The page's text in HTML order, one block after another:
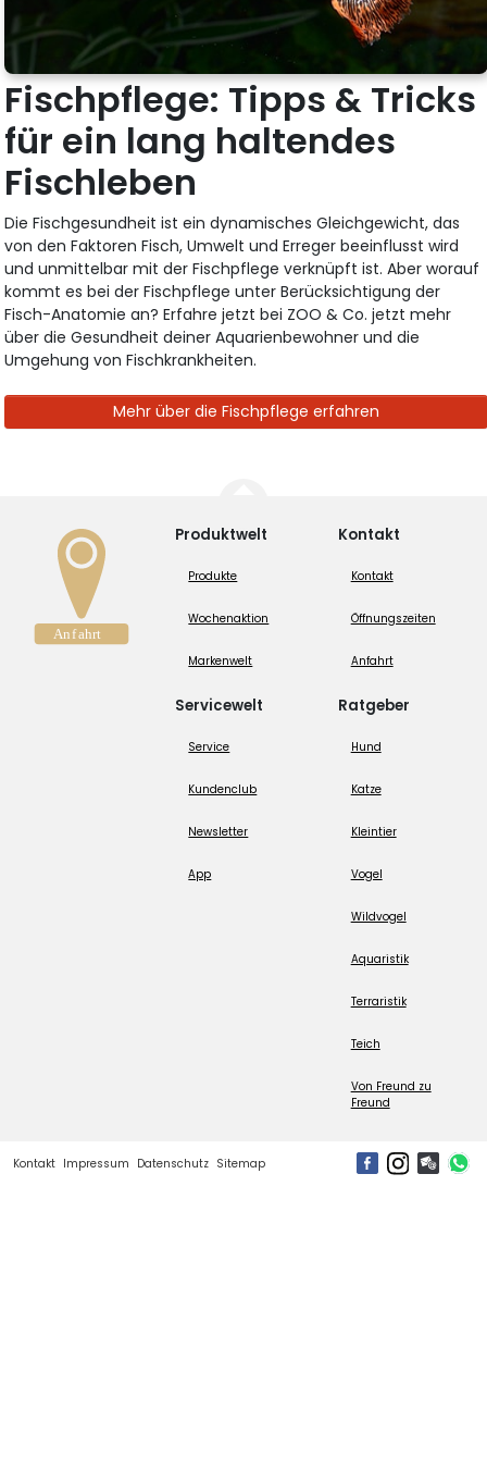
Fischpflege: Tipps & Tricks
für ein lang haltendes
Fischleben
Die Fischgesundheit ist ein dynamisches Gleichgewicht, das
von den Faktoren Fisch, Umwelt und Erreger beeinflusst wird
und unmittelbar mit der Fischpflege verknüpft ist. Aber worauf
kommt es bei der Fischpflege unter Berücksichtigung der
Fisch-Anatomie an? Erfahre jetzt bei ZOO & Co. jetzt mehr
über die Gesundheit deiner Aquarienbewohner und die
Umgehung von Fischkrankheiten.
Mehr über die Fischpflege erfahren
Produktwelt
Produkte
Wochenaktion
Markenwelt
Servicewelt
Service
Kundenclub
Newsletter
App
Kontakt
Kontakt
Öffnungszeiten
Anfahrt
Ratgeber
Hund
Katze
Kleintier
Vogel
Wildvogel
Aquaristik
Terraristik
Teich
Von Freund zu
Freund
Kontakt Impressum Datenschutz Sitemap